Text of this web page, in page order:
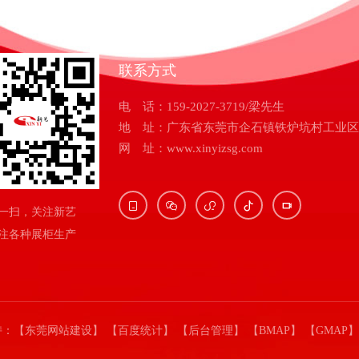
扫，关注新艺
各种展柜生产
联系方式
电 话：159-2027-3719/梁先生
地 址：广东省东莞市企石镇铁炉坑村工业区
网 址：www.xinyizsg.com
    
【东莞网站建设】 【百度统计】 【后台管理】 【BMAP】 【GMAP】